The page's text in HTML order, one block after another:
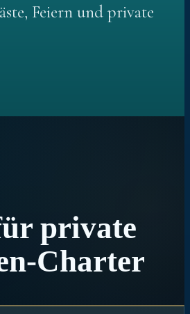
Feiern und private
private
Charter